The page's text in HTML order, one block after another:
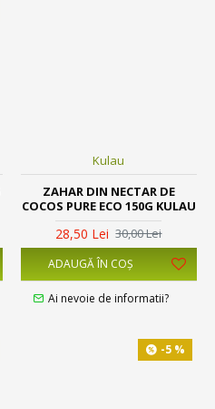
Kulau
ZAHAR DIN NECTAR DE
COCOS PURE ECO 150G KULAU
28,50 Lei 30,00 Lei
ADAUGĂ ÎN COŞ
Ai nevoie de informatii?
-5 %